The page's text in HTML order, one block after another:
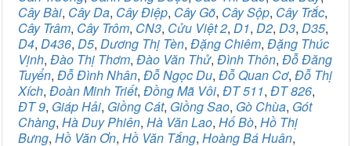
Cây Bài, Cây Da, Cây Điệp, Cây Gõ, Cây Sộp, Cây Trắc,
Cây Trâm, Cây Trôm, CN3, Cửu Việt 2, D1, D2, D3, D35,
D4, D436, D5, Dương Thị Tèn, Đặng Chiêm, Đặng Thúc
Vịnh, Đào Thị Thơm, Đào Văn Thử, Đình Thôn, Đỗ Đăng
Tuyển, Đỗ Đình Nhân, Đỗ Ngọc Du, Đỗ Quan Cơ, Đỗ Thị
Xích, Đoàn Minh Triết, Đồng Mã Vôi, ĐT 511, ĐT 826,
ĐT 9, Giáp Hải, Giồng Cát, Giồng Sao, Gò Chùa, Gót
Chàng, Hà Duy Phiên, Hà Văn Lao, Hố Bò, Hồ Thị
Bưng, Hồ Văn Ơn, Hồ Văn Tắng, Hoàng Bá Huân,